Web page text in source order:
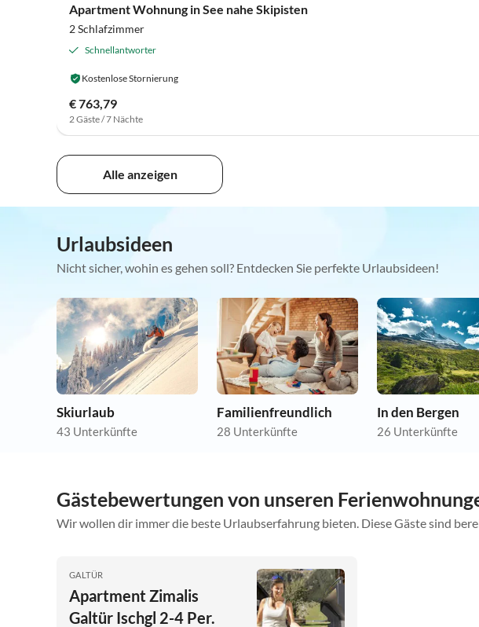
Apartment Wohnung in See nahe Skipisten
2 Schlafzimmer
Schnellantworter
Kostenlose Stornierung
€ 763,79
2 Gäste / 7 Nächte
Alle anzeigen
Urlaubsideen
Nicht sicher, wohin es gehen soll? Entdecken Sie perfekte Urlaubsideen!
Skiurlaub
43 Unterkünfte
Familienfreundlich
28 Unterkünfte
In den Bergen
26 Unterkünfte
Gästebewertungen von unseren
Wir wollen dir immer die beste Urlaubserfahrung bieten. Diese Gäste sind
GALTÜR
Apartment Zimalis
Galtür Ischgl 2-4 Per.